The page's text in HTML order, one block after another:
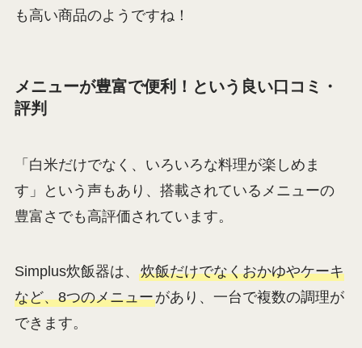
も高い商品のようですね！
メニューが豊富で便利！という良い口コミ・
評判
「白米だけでなく、いろいろな料理が楽しめま
す」という声もあり、搭載されているメニューの
豊富さでも高評価されています。
Simplus炊飯器は、 炊飯だけでなくおかゆやケーキ
など、8つのメニューがあり、一台で複数の調理が
できます。